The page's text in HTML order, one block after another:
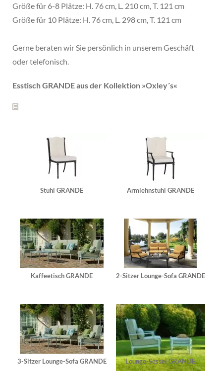
Größe für 6-8 Plätze: H. 76 cm, L. 210 cm, T. 121 cm
Größe für 10 Plätze: H. 76 cm, L. 298 cm, T. 121 cm
Gerne beraten wir Sie persönlich in unserem Geschäft
oder telefonisch.
Esstisch GRANDE aus der Kollektion »Oxley´s«
Stuhl GRANDE Armlehnstuhl GRANDE
Kaffeetisch GRANDE 2-Sitzer Lounge-Sofa GRANDE
3-Sitzer Lounge-Sofa GRANDE Lounge-Sessel GRANDE